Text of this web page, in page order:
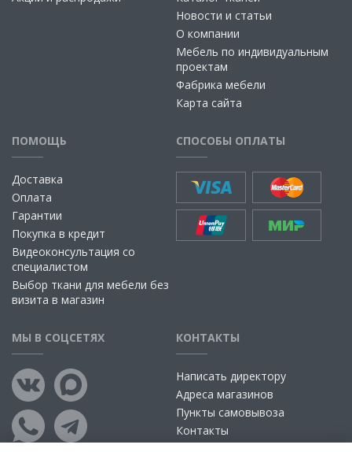
Новости и статьи
О компании
Мебель по индивидуальным
проектам
Фабрика мебели
Карта сайта
ПОМОЩЬ
Доставка
Оплата
Гарантии
Покупка в кредит
Видеоконсультация со
специалистом
Выбор ткани для мебели без
визита в магазин
СПОСОБЫ ОПЛАТЫ
МЫ В СОЦСЕТЯХ КОНТАКТЫ
Написать директору
Адреса магазинов
Пункты самовывоза
Контакты